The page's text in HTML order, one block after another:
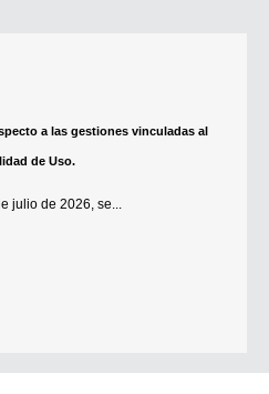
a las gestiones vinculadas al
de Uso.
julio de 2026, se...